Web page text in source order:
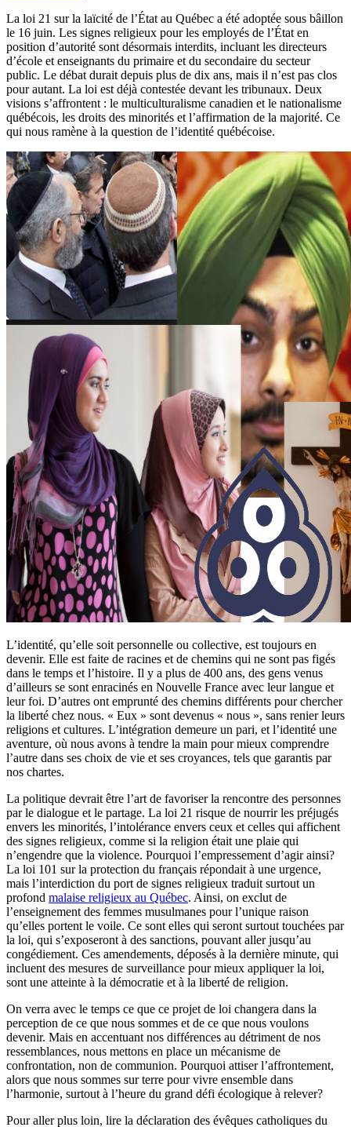
La loi 21 sur la laïcité de l’État au Québec a été adoptée sous bâillon
le 16 juin. Les signes religieux pour les employés de l’État en
position d’autorité sont désormais interdits, incluant les directeurs
d’école et enseignants du primaire et du secondaire du secteur
public. Le débat durait depuis plus de dix ans, mais il n’est pas clos
pour autant. La loi est déjà contestée devant les tribunaux. Deux
visions s’affrontent : le multiculturalisme canadien et le nationalisme
québécois, les droits des minorités et l’affirmation de la majorité. Ce
qui nous ramène à la question de l’identité québécoise.
L’identité, qu’elle soit personnelle ou collective, est toujours en
devenir. Elle est faite de racines et de chemins qui ne sont pas figés
dans le temps et l’histoire. Il y a plus de 400 ans, des gens venus
d’ailleurs se sont enracinés en Nouvelle France avec leur langue et
leur foi. D’autres ont emprunté des chemins différents pour chercher
la liberté chez nous. « Eux » sont devenus « nous », sans renier leurs
religions et cultures. L’intégration demeure un pari, et l’identité une
aventure, où nous avons à tendre la main pour mieux comprendre
l’autre dans ses choix de vie et ses croyances, tels que garantis par
nos chartes.
La politique devrait être l’art de favoriser la rencontre des personnes
par le dialogue et le partage. La loi 21 risque de nourrir les préjugés
envers les minorités, l’intolérance envers ceux et celles qui affichent
des signes religieux, comme si la religion était une plaie qui
n’engendre que la violence. Pourquoi l’empressement d’agir ainsi?
La loi 101 sur la protection du français répondait à une urgence,
mais l’interdiction du port de signes religieux traduit surtout un
profond malaise religieux au Québec. Ainsi, on exclut de
l’enseignement des femmes musulmanes pour l’unique raison
qu’elles portent le voile. Ce sont elles qui seront surtout touchées par
la loi, qui s’exposeront à des sanctions, pouvant aller jusqu’au
congédiement. Ces amendements, déposés à la dernière minute, qui
incluent des mesures de surveillance pour mieux appliquer la loi,
sont une atteinte à la démocratie et à la liberté de religion.
On verra avec le temps ce que ce projet de loi changera dans la
perception de ce que nous sommes et de ce que nous voulons
devenir. Mais en accentuant nos différences au détriment de nos
ressemblances, nous mettons en place un mécanisme de
confrontation, non de communion. Pourquoi attiser l’affrontement,
alors que nous sommes sur terre pour vivre ensemble dans
l’harmonie, surtout à l’heure du grand défi écologique à relever?
Pour aller plus loin, lire la déclaration des évêques catholiques du